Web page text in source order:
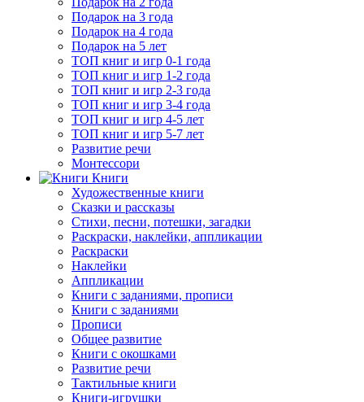
Подарок на 3 года
Подарок на 4 года
Подарок на 5 лет
ТОП книг и игр 0-1 года
ТОП книг и игр 1-2 года
ТОП книг и игр 2-3 года
ТОП книг и игр 3-4 года
ТОП книг и игр 4-5 лет
ТОП книг и игр 5-7 лет
Развитие речи
Монтессори
Книги
Художественные книги
Сказки и рассказы
Стихи, песни, потешки, загадки
Раскраски, наклейки, аппликации
Раскраски
Наклейки
Аппликации
Книги с заданиями, прописи
Книги с заданиями
Прописи
Общее развитие
Книги с окошками
Развитие речи
Тактильные книги
Книги-игрушки